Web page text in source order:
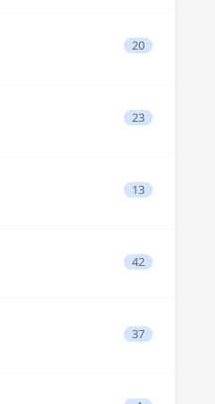
20
23
13
42
37